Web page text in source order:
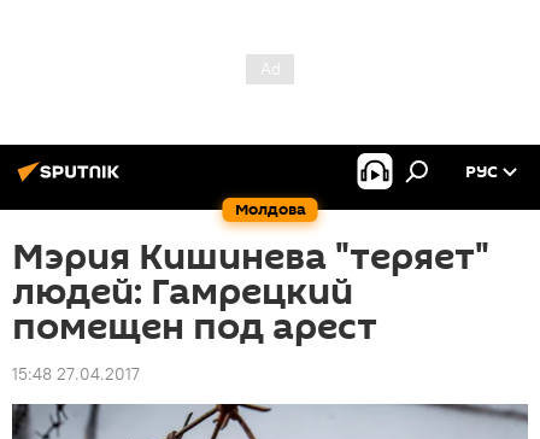
Молдова
РУС
Мэрия Кишинева "теряет"
людей: Гамрецкий
помещен под арест
15:48 27.04.2017